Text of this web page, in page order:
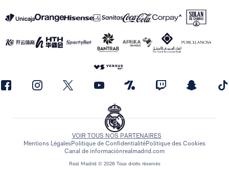
Real Madrid © 2026 Tous droits réservés
VOIR TOUS NOS PARTENAIRES
Mentions LégalesPolitique de ConfidentialitéPolitique des Cookies
Canal de informaciónrealmadrid.com